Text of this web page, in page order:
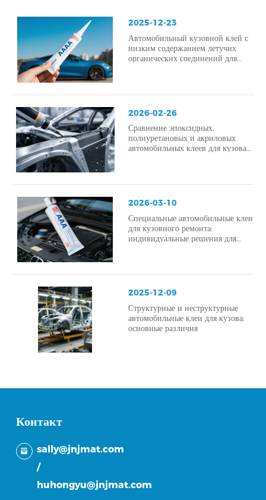
2025-12-23
Автомобильный кузовной клей с
низким содержанием летучих
органических соединений для
2026-02-26
Сравнение эпоксидных,
полиуретановых и акриловых
автомобильных клеев для кузова
2026-03-10
Специальные автомобильные клеи
для кузовного ремонта:
индивидуальные решения для
2025-12-09
Структурные и неструктурные
автомобильные клеи для кузова:
основные различия
Контакт
sally@jnjmat.com
/
huhongyu@jnjmat.com